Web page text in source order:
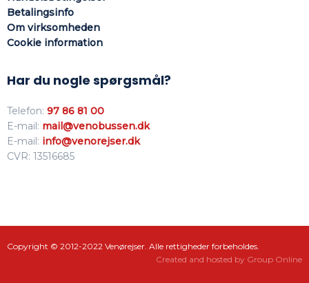
Betalingsinfo
Om virksomhed​en
Cookie information
Har du nogle spørgsmål?
Telefon: 97 86 81 00
E-mail: mail@venobussen.dk
E-mail: info@venorejser.dk
CVR: 13516685
​Copyright © 2012-2022 Venørejser. Alle rettigheder forbeholdes.​
Created and hosted by Group Online